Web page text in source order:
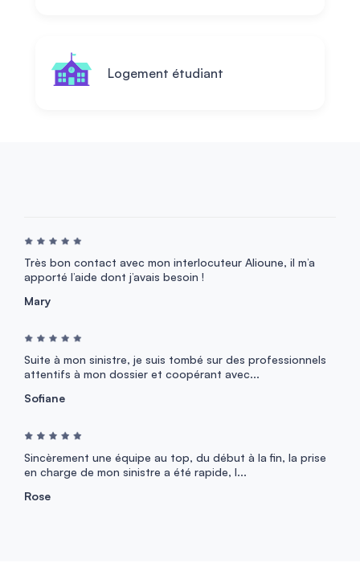
Logement étudiant
Très bon contact avec mon interlocuteur Alioune, il m’a
apporté l’aide dont j’avais besoin !
Mary
Suite à mon sinistre, je suis tombé sur des professionnels
attentifs à mon dossier et coopérant avec...
Sofiane
Sincèrement une équipe au top, du début à la fin, la prise
en charge de mon sinistre a été rapide, l...
Rose